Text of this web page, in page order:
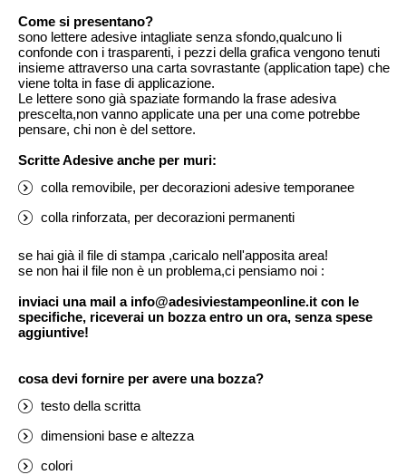
Come si presentano?
sono lettere adesive intagliate senza sfondo,qualcuno li
confonde con i trasparenti, i pezzi della grafica vengono tenuti
insieme attraverso una carta sovrastante (application tape) che
viene tolta in fase di applicazione.
Le lettere sono già spaziate formando la frase adesiva
prescelta,non vanno applicate una per una come potrebbe
pensare, chi non è del settore.
Scritte Adesive anche per muri:
colla removibile, per decorazioni adesive temporanee
colla rinforzata, per decorazioni permanenti
se hai già il file di stampa ,caricalo nell'apposita area!
se non hai il file non è un problema,ci pensiamo noi :
inviaci una mail a info@adesiviestampeonline.it con le
specifiche, riceverai un bozza entro un ora, senza spese
aggiuntive!
cosa devi fornire per avere una bozza?
testo della scritta
dimensioni base e altezza
colori